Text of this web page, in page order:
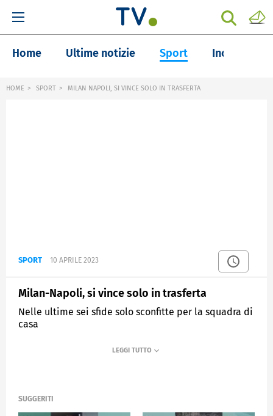
Home Ultime notizie Sport Inchieste
HOME SPORT MILAN NAPOLI, SI VINCE SOLO IN TRASFERTA
SPORT 10 APRILE 2023
Milan-Napoli, si vince solo in trasferta
Nelle ultime sei sfide solo sconfitte per la squadra di
casa
SPORTMEDIASET
SUGGERITI